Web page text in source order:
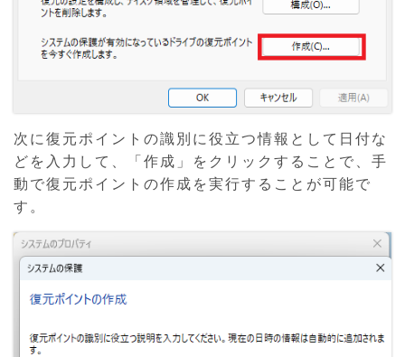
次に復元ポイントの識別に役立つ情報として日付な
どを入力して、「作成」をクリックすることで、手
動で復元ポイントの作成を実行することが可能で
す。